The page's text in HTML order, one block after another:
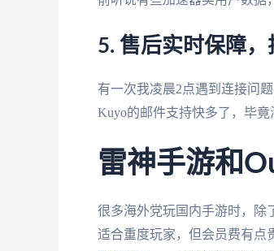
5. 售后实时保障
有一次我凌晨2点遇到连接问
Kuyo的邮件支持快多了，毕竟
雷神手游和
很多海外党玩国内手游时，除
适合重度玩家，但会员费有点